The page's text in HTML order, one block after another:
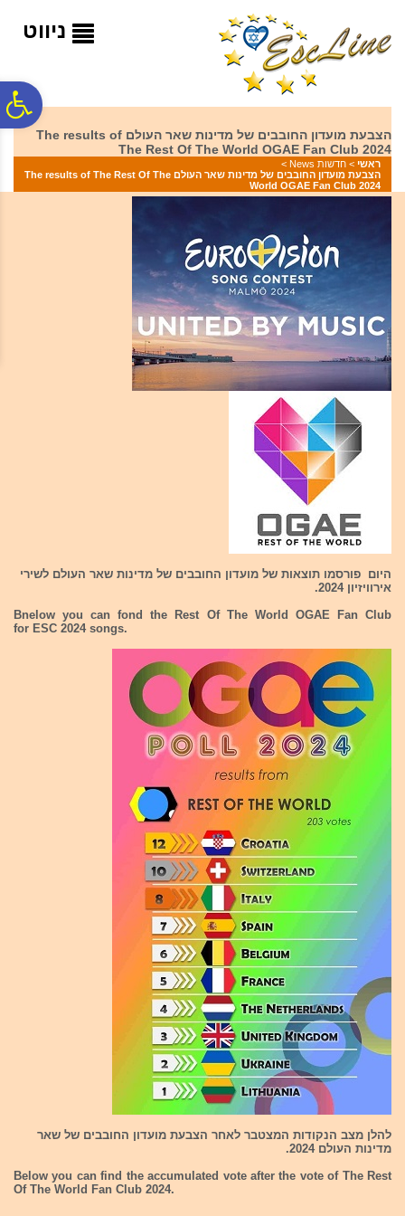
המרכזי
ניווט
הצבעת מועדון החובבים של מדינות שאר העולם The results of
The Rest Of The World OGAE Fan Club 2024
ראשי > חדשות News
>
הצבעת מועדון החובבים של מדינות שאר העולם The results of The Rest Of The
World OGAE Fan Club 2024
היום פורסמו תוצאות של מועדון החובבים של מדינות שאר העולם לשירי
אירוויזיון 2024.
Bnelow you can fond the Rest Of The World OGAE Fan Club
for ESC 2024 songs.
להלן מצב הנקודות המצטבר לאחר הצבעת מועדון החובבים של שאר
מדינות העולם 2024.
Below you can find the accumulated vote after the vote of The Rest
Of The World Fan Club 2024.